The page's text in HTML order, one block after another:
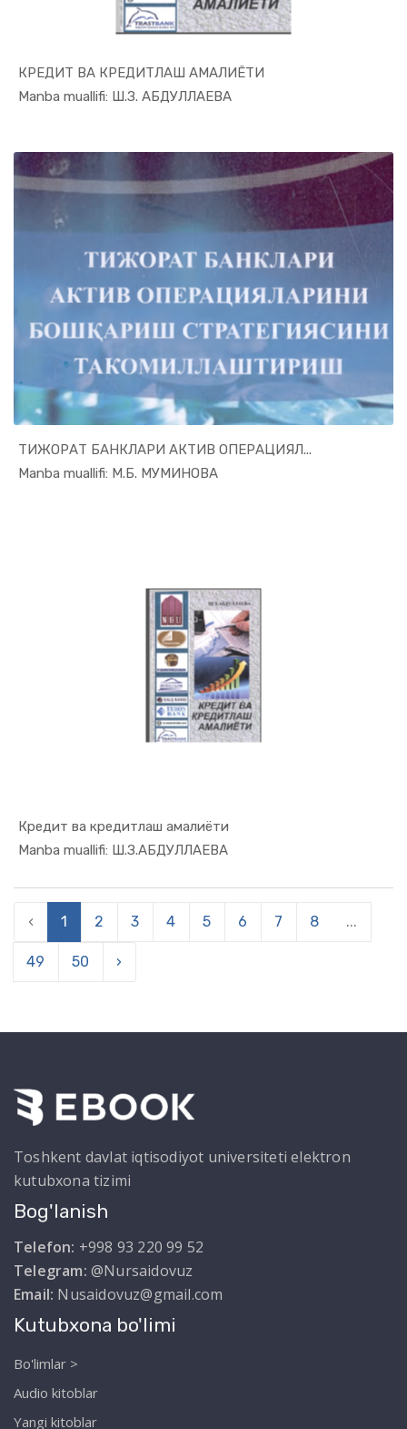
КРЕДИТ ВА КРЕДИТЛАШ АМАЛИЁТИ
Manba muallifi: Ш.З. АБДУЛЛАЕВА
In Moliya,...
ТИЖОРАТ БАНКЛАРИ АКТИВ ОПЕРАЦИЯЛ...
Manba muallifi: М.Б. МУМИНОВА
In Moliya,...
Кредит ва кредитлаш амалиёти
Manba muallifi: Ш.З.АБДУЛЛАЕВА
In Moliya,...
‹ 1 2 3 4 5 6 7 8 ...
49 50 ›
Toshkent davlat iqtisodiyot universiteti elektron
kutubxona tizimi
Bog'lanish
Telefon: +998 93 220 99 52
Telegram: @Nursaidovuz
Email: Nusaidovuz@gmail.com
Kutubxona bo'limi
Bo'limlar >
Audio kitoblar
Yangi kitoblar